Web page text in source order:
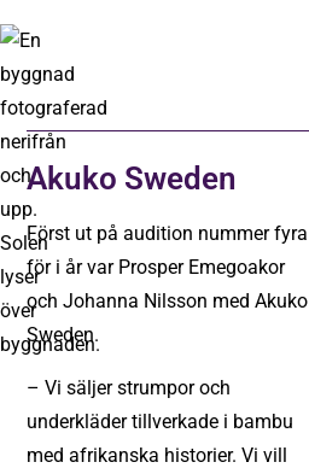
Akuko Sweden
Först ut på audition nummer fyra
för i år var Prosper Emegoakor
och Johanna Nilsson med Akuko
Sweden.
– Vi säljer strumpor och
underkläder tillverkade i bambu
med afrikanska historier. Vi vill